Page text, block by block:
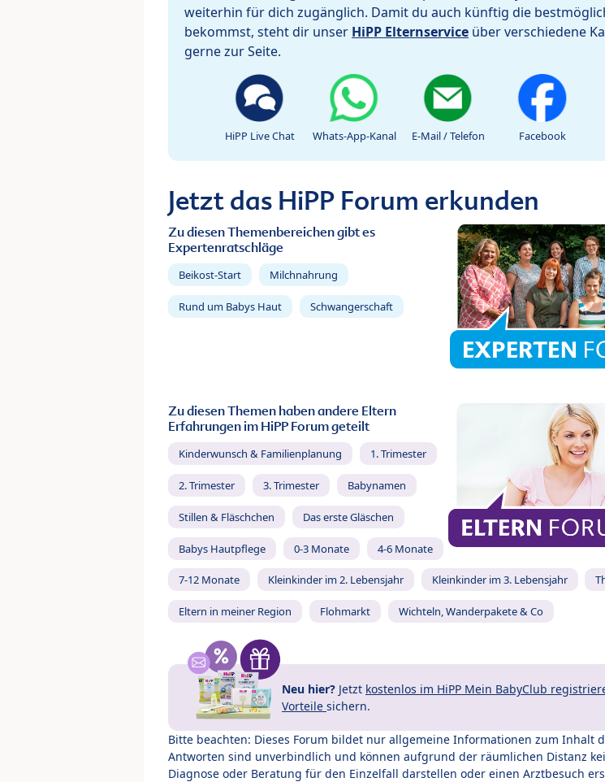
weiterhin für dich zugänglich. Damit du auch künftig die
bekommst, steht dir unser HiPP Elternservice über verschiedene
gerne zur Seite.
HiPP Live Chat Whats-App-Kanal E-Mail / Telefon Facebook
Jetzt das HiPP Forum erkunden
Zu diesen Themenbereichen gibt es
Expertenratschläge
Beikost-Start Milchnahrung
Rund um Babys Haut Schwangerschaft
Zu diesen Themen haben andere Eltern
Erfahrungen im HiPP Forum geteilt
Kinderwunsch & Familienplanung 1. Trimester
2. Trimester 3. Trimester Babynamen
Stillen & Fläschchen Das erste Gläschen
Babys Hautpflege 0-3 Monate 4-6 Monate
7-12 Monate Kleinkinder im 2. Lebensjahr Kleinkinder im 3. Lebensjahr
Eltern in meiner Region Flohmarkt Wichteln, Wanderpakete & Co
Neu hier? Jetzt kostenlos im HiPP Mein BabyClub
Vorteile sichern.
Bitte beachten: Dieses Forum bildet nur allgemeine Informationen zum Inhalt
Antworten sind unverbindlich und können aufgrund der räumlichen Distanz
Diagnose oder Beratung für den Einzelfall darstellen oder einen Arztbesuch